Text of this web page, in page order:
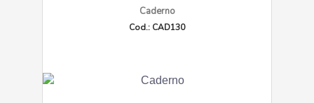
Caderno
Cod.: CAD130